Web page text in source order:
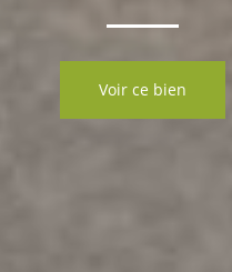
Voir ce bien